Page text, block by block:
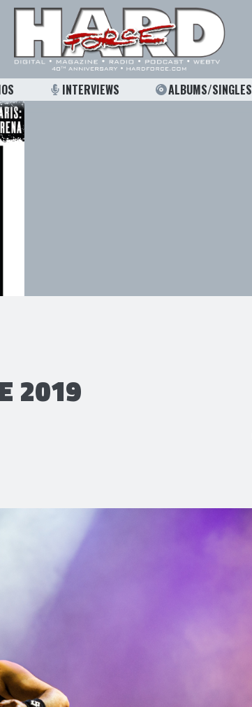
INTERVIEWS ALBUMS/SINGLES
2019